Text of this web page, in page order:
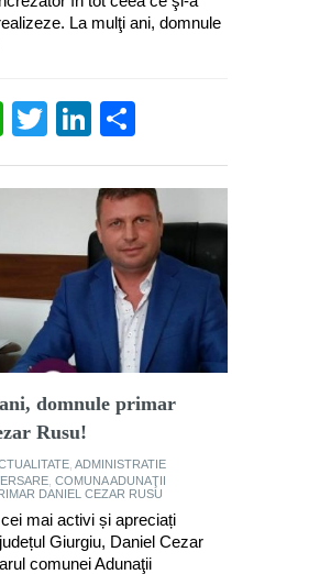
La mulţi ani, domnule
WhatsApp
TwitterLinkedIn
domnule primar
Rusu!
ADMINISTRATIE
COMUNA ADUNAŢII
DANIEL CEZAR RUSU
mai activi și apreciați
Giurgiu, Daniel Cezar
comunei Adunaţii